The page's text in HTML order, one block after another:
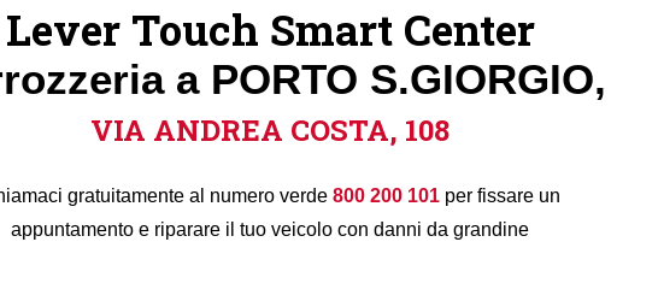
Lever Touch Smart Center
a PORTO S.GIORGIO,
VIA ANDREA COSTA, 108
gratuitamente al numero verde 800 200 101per fissare un
appuntamento e riparare il tuo veicolo con danni da grandine